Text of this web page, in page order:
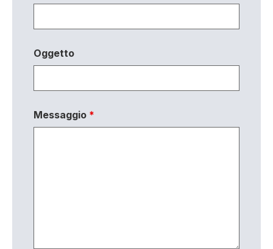
Oggetto
Messaggio *